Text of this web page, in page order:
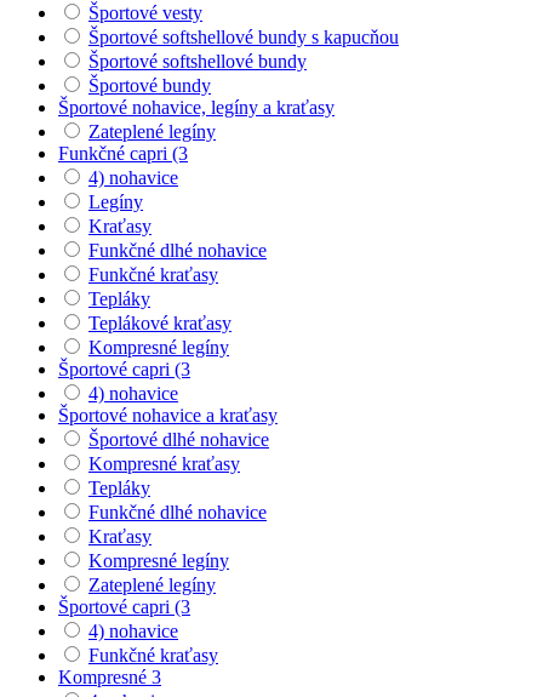
Športové vesty
Športové softshellové bundy s kapucňou
Športové softshellové bundy
Športové bundy
Športové nohavice, legíny a kraťasy
Zateplené legíny
Funkčné capri (3
4) nohavice
Legíny
Kraťasy
Funkčné dlhé nohavice
Funkčné kraťasy
Tepláky
Teplákové kraťasy
Kompresné legíny
Športové capri (3
4) nohavice
Športové nohavice a kraťasy
Športové dlhé nohavice
Kompresné kraťasy
Tepláky
Funkčné dlhé nohavice
Kraťasy
Kompresné legíny
Zateplené legíny
Športové capri (3
4) nohavice
Funkčné kraťasy
Kompresné 3